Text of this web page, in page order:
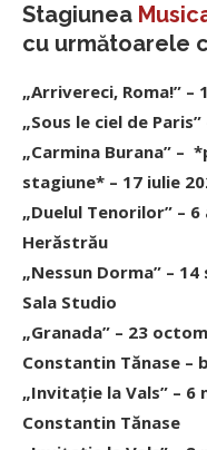
Stagiunea
cu următoarele
„Arrivereci, Roma!” –
„Sous le ciel de Paris”
„Carmina Burana” –
stagiune* – 17 iulie
„Duelul Tenorilor” –
Herăstrău
„Nessun Dorma” –
Sala Studio
„Granada” – 23
Constantin Tănase –
„Invitaţie la Vals” – 6
Constantin Tănase